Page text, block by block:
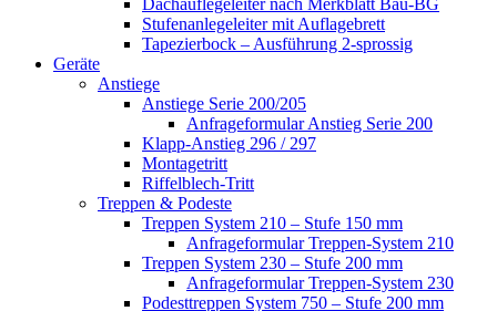
Dachauflegeleiter nach Merkblatt Bau-BG
Stufenanlegeleiter mit Auflagebrett
Tapezierbock – Ausführung 2-sprossig
Geräte
Anstiege
Anstiege Serie 200/205
Anfrageformular Anstieg Serie 200
Klapp-Anstieg 296 / 297
Montagetritt
Riffelblech-Tritt
Treppen & Podeste
Treppen System 210 – Stufe 150 mm
Anfrageformular Treppen-System 210
Treppen System 230 – Stufe 200 mm
Anfrageformular Treppen-System 230
Podesttreppen System 750 – Stufe 200 mm